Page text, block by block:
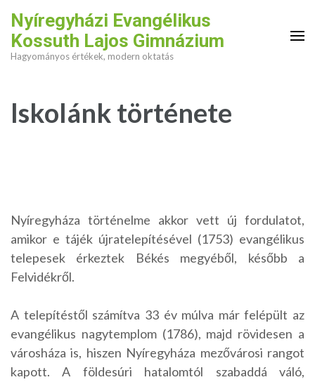
content
(Press
Nyíregyházi Evangélikus
Kossuth Lajos Gimnázium
Hagyományos értékek, modern oktatás
Iskolánk története
Nyíregyháza történelme akkor vett új fordulatot,
amikor e tájék újratelepítésével (1753) evangélikus
telepesek érkeztek Békés megyéből, később a
Felvidékről.
A telepítéstől számítva 33 év múlva már felépült az
evangélikus nagytemplom (1786), majd rövidesen a
városháza is, hiszen Nyíregyháza mezővárosi rangot
kapott. A földesúri hatalomtól szabaddá váló,